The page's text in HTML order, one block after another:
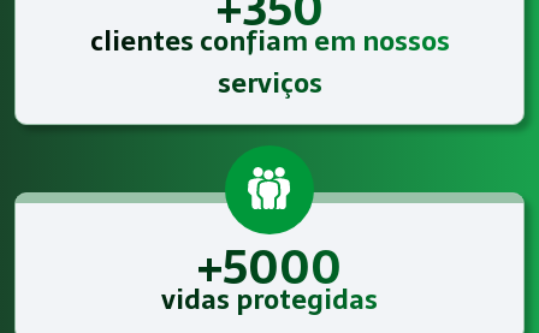
clientes confiam em nossos
serviços
+5000
vidas protegidas